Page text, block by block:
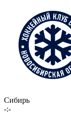
Сибирь
-:-